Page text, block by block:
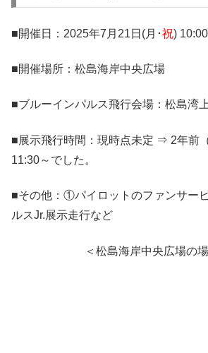
■開催日：2025年7月21日(月･祝)
■開催場所：松島海岸中央広場
■ブルーインパルス飛行会場：松島湾
■展示飛行時間：現時点未定 ⇒ 2年前
11:30～でした。
■その他：①パイロットのファンサー
ルスJr.展示走行など
＜松島海岸中央広場の